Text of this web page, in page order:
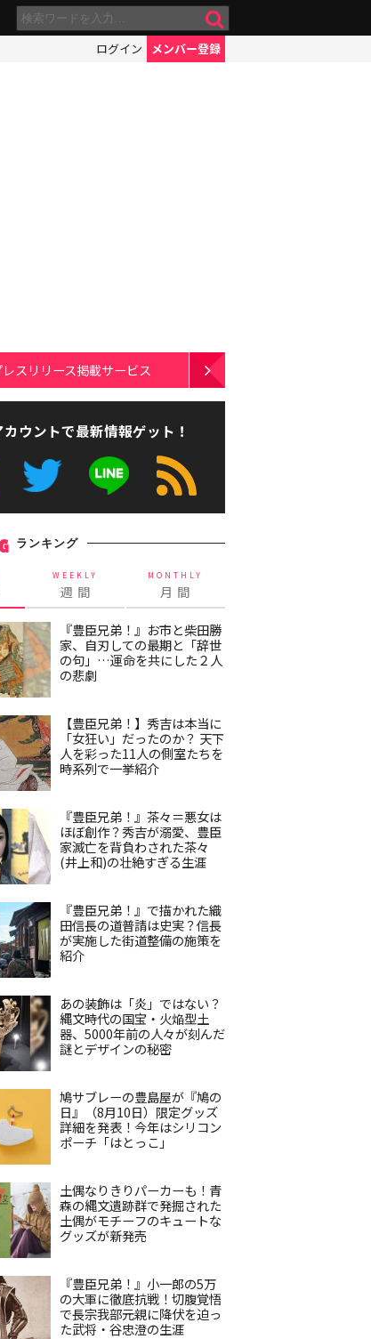
ログイン メンバー登録
レスリリース掲載サービス
ウントで最新情報ゲット！
ランキング
WEEKLY
週 間
MONTHLY
月 間
『豊臣兄弟！』お市と柴田勝
家、自刃しての最期と「辞世
の句」…運命を共にした２人
の悲劇
【豊臣兄弟！】秀吉は本当に
「女狂い」だったのか？ 天下
人を彩った11人の側室たちを
時系列で一挙紹介
『豊臣兄弟！』茶々＝悪女は
ほぼ創作？秀吉が溺愛、豊臣
家滅亡を背負わされた茶々
(井上和)の壮絶すぎる生涯
『豊臣兄弟！』で描かれた織
田信長の道普請は史実？信長
が実施した街道整備の施策を
紹介
あの装飾は「炎」ではない？
縄文時代の国宝・火焔型土
器、5000年前の人々が刻んだ
謎とデザインの秘密
鳩サブレーの豊島屋が『鳩の
日』（8月10日）限定グッズ
詳細を発表！今年はシリコン
ポーチ「はとっこ」
土偶なりきりパーカーも！青
森の縄文遺跡群で発掘された
土偶がモチーフのキュートな
グッズが新発売
『豊臣兄弟！』小一郎の5万
の大軍に徹底抗戦！切腹覚悟
で長宗我部元親に降伏を迫っ
た武将・谷忠澄の生涯